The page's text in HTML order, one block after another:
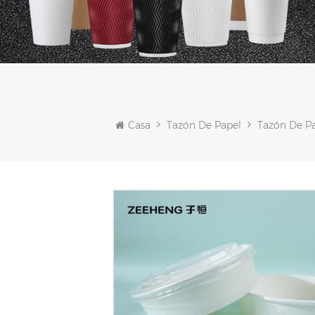
Casa Tazón De Papel Tazón De